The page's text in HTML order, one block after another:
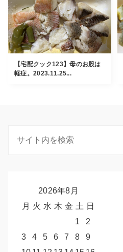
【宅配クック123】母のお股は
軽症。2023.11.25...
2026年8月
月 火 水 木 金 土 日
1
2
3
4 5 6 7 8
9